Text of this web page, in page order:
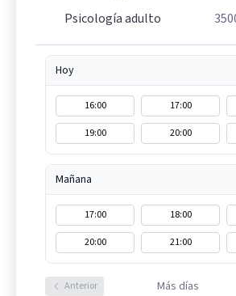
Psicología adulto
Hoy
16:00 17:00
19:00
20:00
Mañana
17:00 18:00
20:00
21:00
Anterior Más días